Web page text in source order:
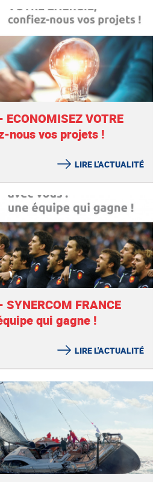
VOTRE
nous vos projets !
LIRE L'ACTUALITÉ
FRANCE
qui gagne !
LIRE L'ACTUALITÉ